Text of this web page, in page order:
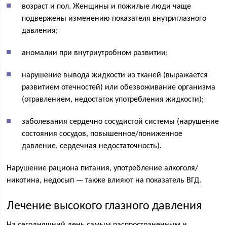
возраст и пол. Женщины и пожилые люди чаще
подвержены изменению показателя внутриглазного
давления;
аномалии при внутриутробном развитии;
нарушение вывода жидкости из тканей (выражается
развитием отечностей) или обезвоживание организма
(отравлением, недостаток употребления жидкости);
заболевания сердечно сосудистой системы (нарушение
состояния сосудов, повышенное/пониженное
давление, сердечная недостаточность).
Нарушение рациона питания, употребление алкоголя/
никотина, недосып — также влияют на показатель ВГД.
Лечение высокого глазного давления